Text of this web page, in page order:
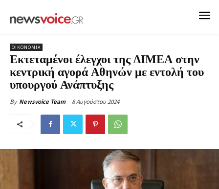
ΟΙΚΟΝΟΜΙΑ
Εκτεταμένοι έλεγχοι της ΔΙΜΕΑ στην
κεντρική αγορά Αθηνών με εντολή του
υπουργού Ανάπτυξης
By Newsvoice Team 8 Αυγούστου 2024